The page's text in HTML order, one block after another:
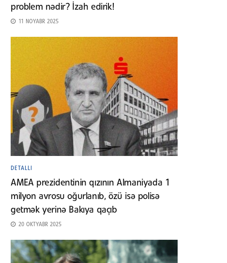
problem nədir? İzah edirik!
11 NOYABR 2025
DETALLI
AMEA prezidentinin qızının Almaniyada 1
milyon avrosu oğurlanıb, özü isə polisə
getmək yerinə Bakıya qaçıb
20 OKTYABR 2025